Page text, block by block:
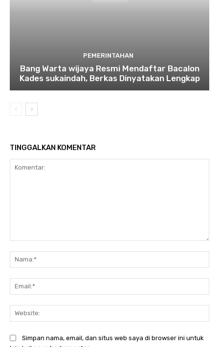
PEMERINTAHAN
Bang Warta wijaya Resmi Mendaftar Bacalon
Kades sukaindah, Berkas Dinyatakan Lengkap
TINGGALKAN KOMENTAR
Simpan nama, email, dan situs web saya di browser ini untuk